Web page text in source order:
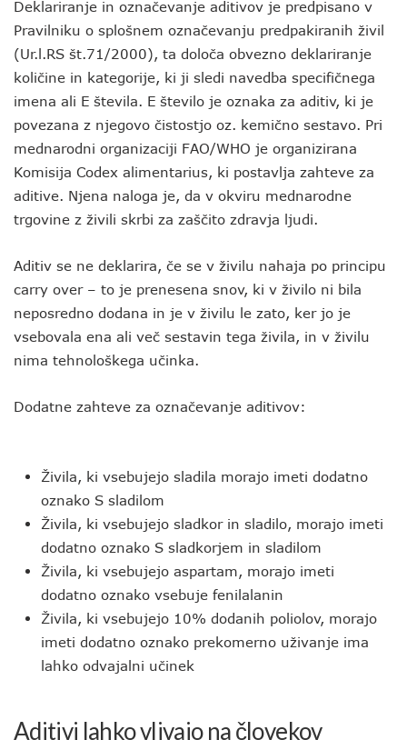
Deklariranje in označevanje aditivov je predpisano v
Pravilniku o splošnem označevanju predpakiranih živil
(Ur.l.RS št.71/2000), ta določa obvezno deklariranje
količine in kategorije, ki ji sledi navedba specifičnega
imena ali E števila. E število je oznaka za aditiv, ki je
povezana z njegovo čistostjo oz. kemično sestavo. Pri
mednarodni organizaciji FAO/WHO je organizirana
Komisija Codex alimentarius, ki postavlja zahteve za
aditive. Njena naloga je, da v okviru mednarodne
trgovine z živili skrbi za zaščito zdravja ljudi.
Aditiv se ne deklarira, če se v živilu nahaja po principu
carry over – to je prenesena snov, ki v živilo ni bila
neposredno dodana in je v živilu le zato, ker jo je
vsebovala ena ali več sestavin tega živila, in v živilu
nima tehnološkega učinka.
Dodatne zahteve za označevanje aditivov:
Živila, ki vsebujejo sladila morajo imeti dodatno
oznako S sladilom
Živila, ki vsebujejo sladkor in sladilo, morajo imeti
dodatno oznako S sladkorjem in sladilom
Živila, ki vsebujejo aspartam, morajo imeti
dodatno oznako vsebuje fenilalanin
Živila, ki vsebujejo 10% dodanih poliolov, morajo
imeti dodatno oznako prekomerno uživanje ima
lahko odvajalni učinek
Aditivi lahko vlivajo na človekov